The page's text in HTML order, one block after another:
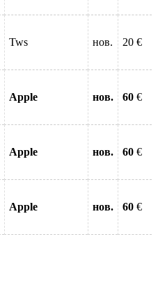
Tws нов. 20 €
Apple нов. 60 €
Apple нов. 60 €
Apple нов. 60 €